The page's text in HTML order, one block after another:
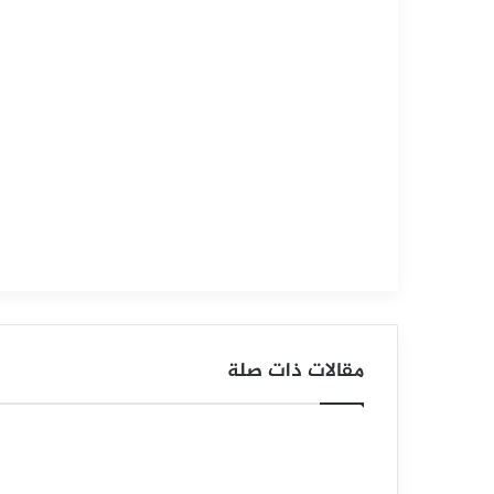
ض
ة
ي
مقالات ذات صلة